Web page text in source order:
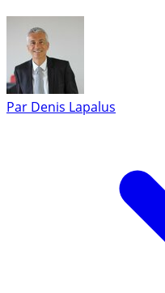
Par Denis Lapalus